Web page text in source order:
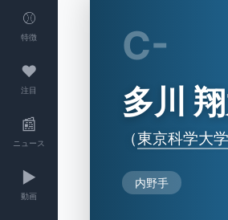
⚾
特徴
❤
注目
📰
ニュース
▶️
動画
C-
多川
（東京科学大学
内野手